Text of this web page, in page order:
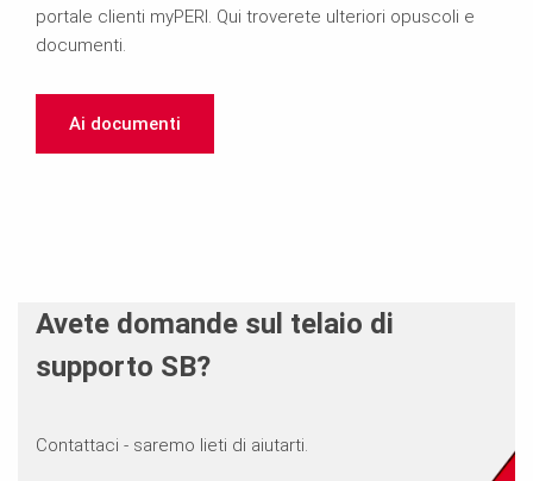
portale clienti myPERI. Qui troverete ulteriori opuscoli e
documenti.
Ai documenti
Avete domande sul telaio di
supporto SB?
Contattaci - saremo lieti di aiutarti.